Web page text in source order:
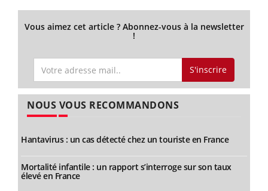
Vous aimez cet article ? Abonnez-vous à la newsletter
!
S'inscrire
NOUS VOUS RECOMMANDONS
Hantavirus : un cas détecté chez un touriste en France
Mortalité infantile : un rapport s’interroge sur son taux
élevé en France